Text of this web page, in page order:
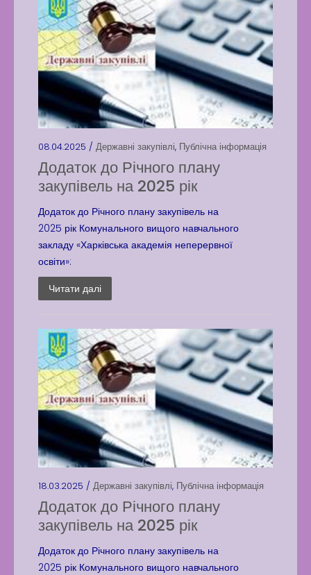
08.04.2025 / Державні закупівлі, Публічна інформація
Додаток до Річного плану
закупівель на 2025 рік
Додаток до Річного плану закупівель на
2025 рік Комунального вищого навчального
закладу «Харківська академія неперервної
освіти»:
Читати далі
18.03.2025 / Державні закупівлі, Публічна інформація
Додаток до Річного плану
закупівель на 2025 рік
Додаток до Річного плану закупівель на
2025 рік Комунального вищого навчального